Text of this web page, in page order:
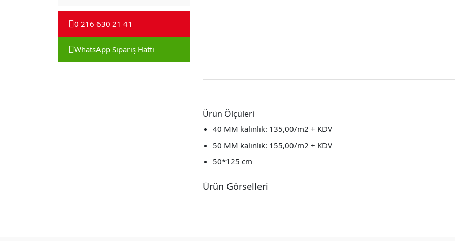
0 216 630 21 41
WhatsApp Sipariş Hattı
Ürün Ölçüleri
40 MM kalınlık: 135,00/m2 + KDV
50 MM kalınlık: 155,00/m2 + KDV
50*125 cm
Ürün Görselleri